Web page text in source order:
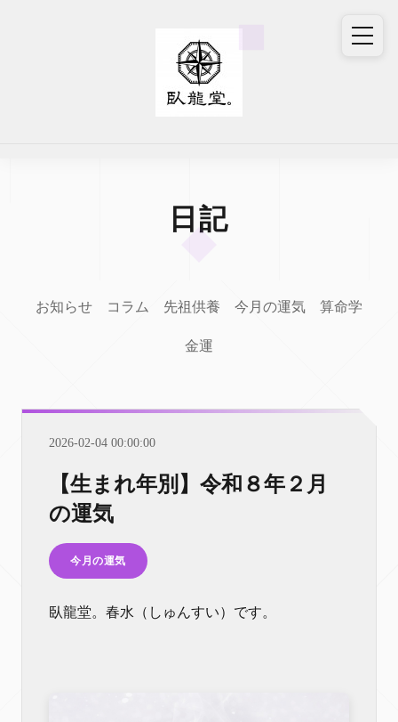
日記
お知らせ コラム 先祖供養 今月の運気 算命学
金運
2026-02-04 00:00:00
【生まれ年別】令和８年２月
の運気
今月の運気
臥龍堂。春水（しゅんすい）です。